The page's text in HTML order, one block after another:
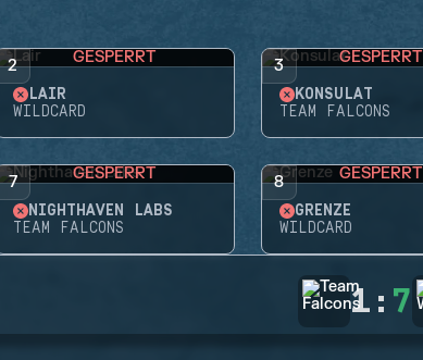
2 GESPERRT
LAIR
WILDCARD
3 GESPERRT
KONSULAT
TEAM FALCONS
7 GESPERRT
NIGHTHAVEN LABS
TEAM FALCONS
8 GESPERRT
GRENZE
WILDCARD
1 : 7